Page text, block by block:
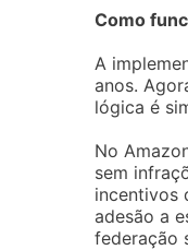
Como
A
anos.
lógica é
No
sem
incentivos
adesão a
federação